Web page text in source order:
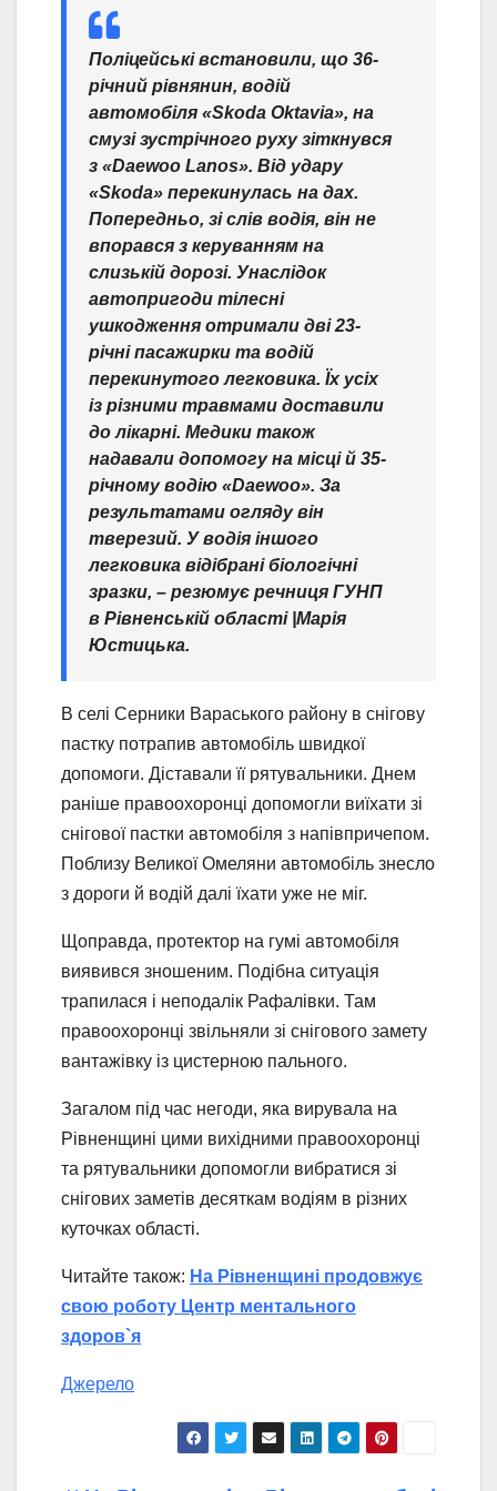
Поліцейські встановили, що 36-
річний рівнянин, водій
автомобіля «Skoda Oktavia», на
смузі зустрічного руху зіткнувся
з «Daewoo Lanos». Від удару
«Skoda» перекинулась на дах.
Попередньо, зі слів водія, він не
впорався з керуванням на
слизькій дорозі. Унаслідок
автопригоди тілесні
ушкодження отримали дві 23-
річні пасажирки та водій
перекинутого легковика. Їх усіх
із різними травмами доставили
до лікарні. Медики також
надавали допомогу на місці й 35-
річному водію «Daewoo». За
результатами огляду він
тверезий. У водія іншого
легковика відібрані біологічні
зразки, – резюмує речниця ГУНП
в Рівненській області |Марія
Юстицька.
В селі Серники Вараського району в снігову
пастку потрапив автомобіль швидкої
допомоги. Діставали її рятувальники. Днем
раніше правоохоронці допомогли виїхати зі
снігової пастки автомобіля з напівпричепом.
Поблизу Великої Омеляни автомобіль знесло
з дороги й водій далі їхати уже не міг.
Щоправда, протектор на гумі автомобіля
виявився зношеним. Подібна ситуація
трапилася і неподалік Рафалівки. Там
правоохоронці звільняли зі снігового замету
вантажівку із цистерною пального.
Загалом під час негоди, яка вирувала на
Рівненщині цими вихідними правоохоронці
та рятувальники допомогли вибратися зі
снігових заметів десяткам водіям в різних
куточках області.
Читайте також: На Рівненщині продовжує
свою роботу Центр ментального
здоров`я
Джерело